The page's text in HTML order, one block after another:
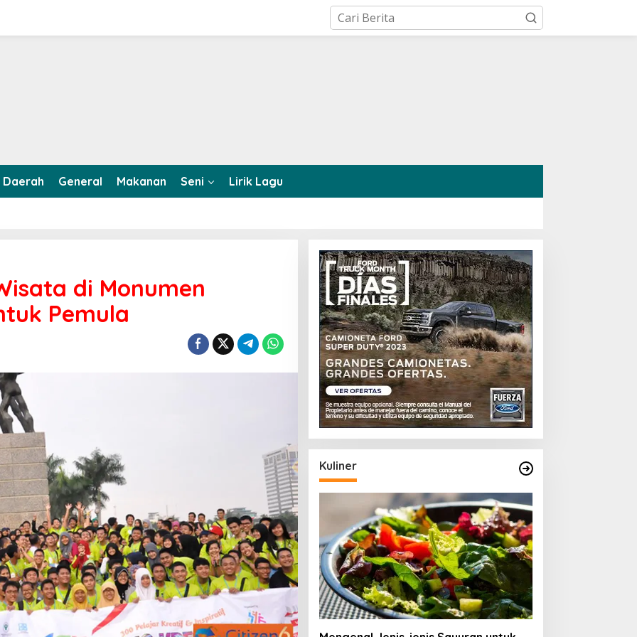
Daerah General Makanan Seni Lirik Lagu
di Monumen
Pemula
Kuliner